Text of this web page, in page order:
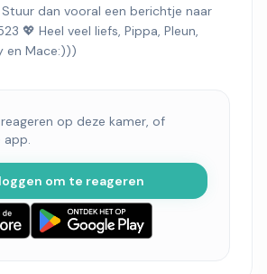
dan vooral een berichtje naar
💖 Heel veel liefs, Pippa, Pleun,
en Mace:)))
op deze kamer, of
app.
om te reageren